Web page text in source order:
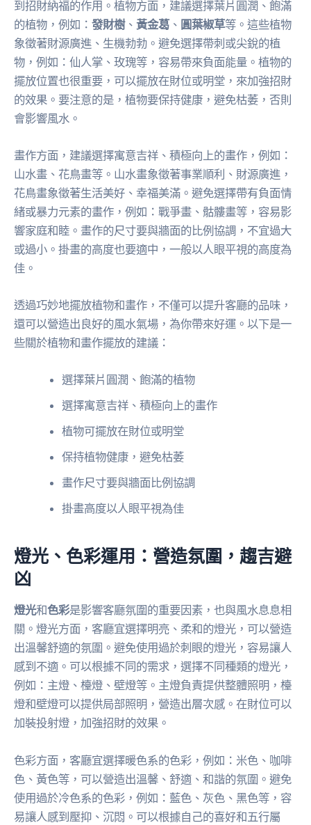
到招財納福的作用。植物方面，建議選擇葉片圓潤、飽滿
的植物，例如： 發財樹、 黃金葛、 圓葉椒草等。這些植物
象徵著財源廣進、生機勃勃。避免選擇帶刺或尖銳的植
物，例如：仙人掌、玫瑰等，容易帶來負面能量。植物的
擺放位置也很重要，可以擺放在財位或明堂，來加強招財
的效果。要注意的是，植物要保持健康，避免枯萎，否則
會影響風水。
畫作方面，建議選擇寓意吉祥、積極向上的畫作，例如：
山水畫、花鳥畫等。山水畫象徵著事業順利、財源廣進，
花鳥畫象徵著生活美好、幸福美滿。避免選擇帶有負面情
緒或暴力元素的畫作，例如：戰爭畫、骷髏畫等，容易影
響家庭和睦。畫作的尺寸要與牆面的比例協調，不宜過大
或過小。掛畫的高度也要適中，一般以人眼平視的高度為
佳。
透過巧妙地擺放植物和畫作，不僅可以提升客廳的品味，
還可以營造出良好的風水氣場，為你帶來好運。以下是一
些關於植物和畫作擺放的建議：
選擇葉片圓潤、飽滿的植物
選擇寓意吉祥、積極向上的畫作
植物可擺放在財位或明堂
保持植物健康，避免枯萎
畫作尺寸要與牆面比例協調
掛畫高度以人眼平視為佳
燈光、色彩運用：營造氛圍，趨吉避
凶
燈光和色彩是影響客廳氛圍的重要因素，也與風水息息相
關。燈光方面，客廳宜選擇明亮、柔和的燈光，可以營造
出溫馨舒適的氛圍。避免使用過於刺眼的燈光，容易讓人
感到不適。可以根據不同的需求，選擇不同種類的燈光，
例如：主燈、檯燈、壁燈等。主燈負責提供整體照明，檯
燈和壁燈可以提供局部照明，營造出層次感。在財位可以
加裝投射燈，加強招財的效果。
色彩方面，客廳宜選擇暖色系的色彩，例如：米色、咖啡
色、黃色等，可以營造出溫馨、舒適、和諧的氛圍。避免
使用過於冷色系的色彩，例如：藍色、灰色、黑色等，容
易讓人感到壓抑、沉悶。可以根據自己的喜好和五行屬